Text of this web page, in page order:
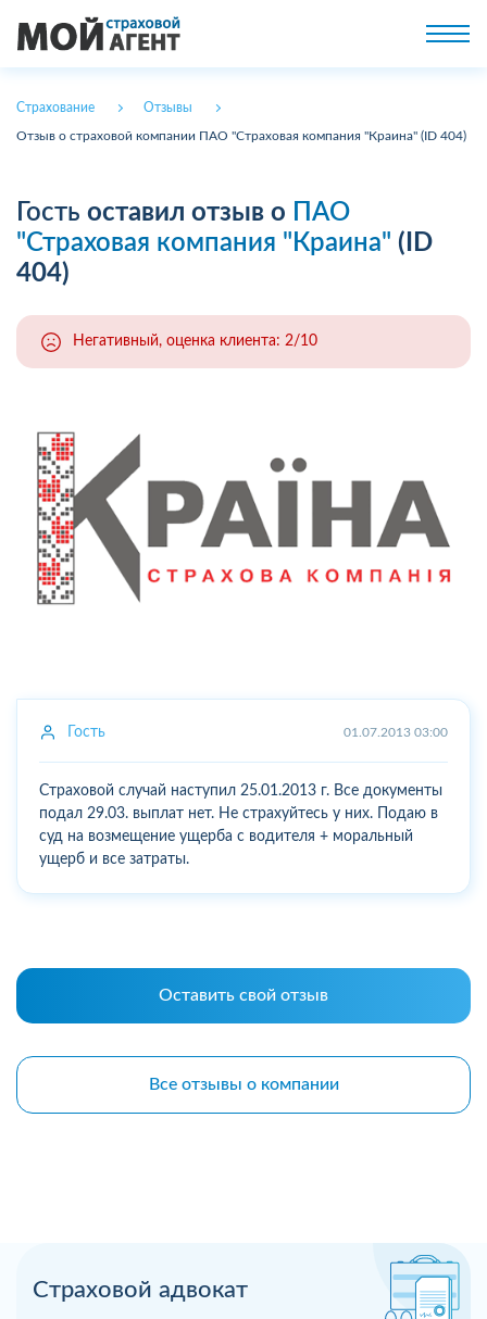
Страхование Отзывы
Отзыв о страховой компании ПАО "Страховая компания "Краина" (ID 404)
Страховой адвокат
Гость оставил отзыв о
ПАО
"Страховая компания "Краина" (ID
404)
Негативный, оценка клиента: 2/10
Гость 01.07.2013 03:00
Страховой случай наступил 25.01.2013 г. Все документы
подал 29.03. выплат нет. Не страхуйтесь у них. Подаю в
суд на возмещение ущерба с водителя + моральный
ущерб и все затраты.
Оставить свой отзыв
Все отзывы о компании